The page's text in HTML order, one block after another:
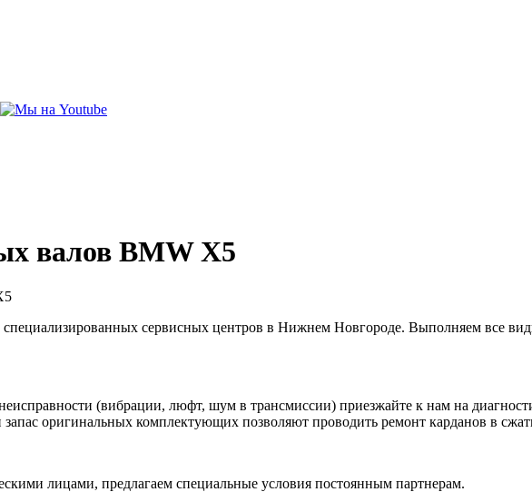
валов BMW X5
специализированных сервисных центров в Нижнем Новгороде. Выполняем все
(вибрации, люфт, шум в трансмиссии) приезжайте к нам на
оригинальных комплектующих позволяют проводить ремонт карданов в
лицами, предлагаем специальные условия постоянным партнерам.